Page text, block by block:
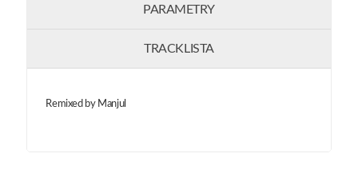
PARAMETRY
TRACKLISTA
Remixed by Manjul